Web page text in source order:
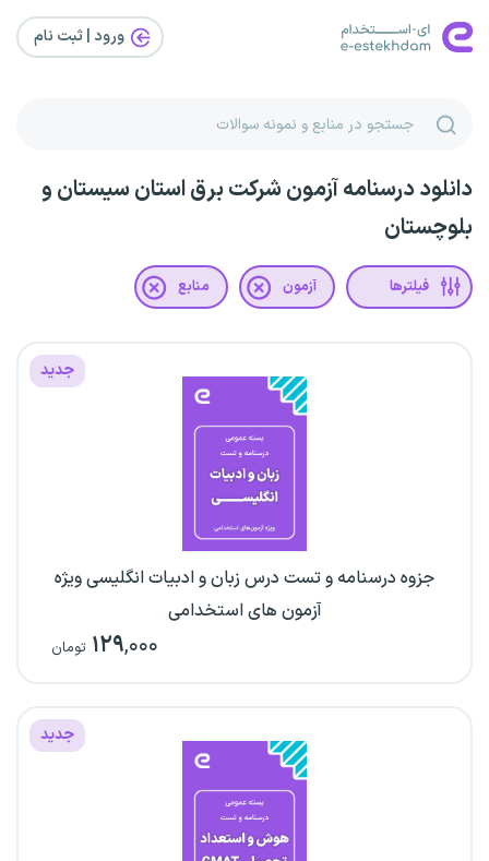
ورود | ثبت‌ نام
دانلود درسنامه آزمون شرکت برق استان سیستان و
بلوچستان
فیلترها آزمون منابع
جدید
جزوه درسنامه و تست درس زبان و ادبیات انگلیسی ویژه
آزمون های استخدامی
۱۲۹,۰۰۰ تومان
جدید